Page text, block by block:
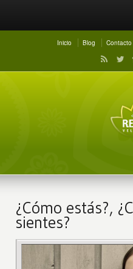
Inicio Blog Contacto
¿Cómo estás?,
sientes?